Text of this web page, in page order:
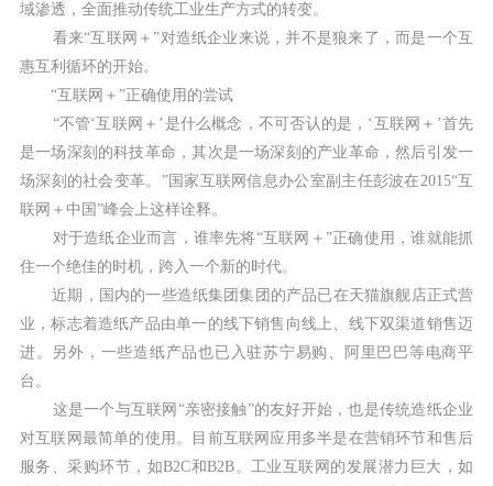
域渗透，全面推动传统工业生产方式的转变。
看来“互联网＋”对造纸企业来说，并不是狼来了，而是一个互
惠互利循环的开始。
“互联网＋”正确使用的尝试
“不管‘互联网＋’是什么概念，不可否认的是，‘互联网＋’首先
是一场深刻的科技革命，其次是一场深刻的产业革命，然后引发一
场深刻的社会变革。”国家互联网信息办公室副主任彭波在2015“互
联网＋中国”峰会上这样诠释。
对于造纸企业而言，谁率先将“互联网＋”正确使用，谁就能抓
住一个绝佳的时机，跨入一个新的时代。
近期，国内的一些造纸集团集团的产品已在天猫旗舰店正式营
业，标志着造纸产品由单一的线下销售向线上、线下双渠道销售迈
进。另外，一些造纸产品也已入驻苏宁易购、阿里巴巴等电商平
台。
这是一个与互联网“亲密接触”的友好开始，也是传统造纸企业
对互联网最简单的使用。目前互联网应用多半是在营销环节和售后
服务、采购环节，如B2C和B2B。工业互联网的发展潜力巨大，如